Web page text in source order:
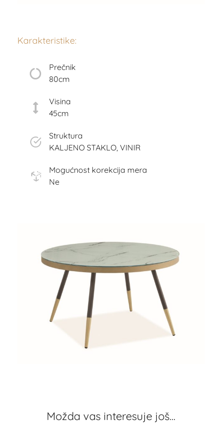
Karakteristike:
Prečnik
80cm
Visina
45cm
Struktura
KALJENO STAKLO, VINIR
Mogućnost korekcija mera
Ne
Možda vas interesuje još...